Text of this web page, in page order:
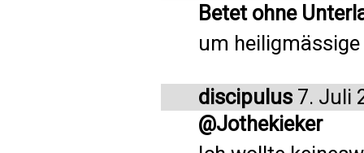
Betet ohne
um
discipulus 7. Juli
@Jothekieker